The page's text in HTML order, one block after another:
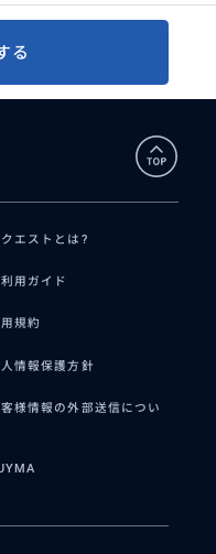
る
クエストとは?
用ガイド
規約
情報保護方針
様情報の外部送信につい